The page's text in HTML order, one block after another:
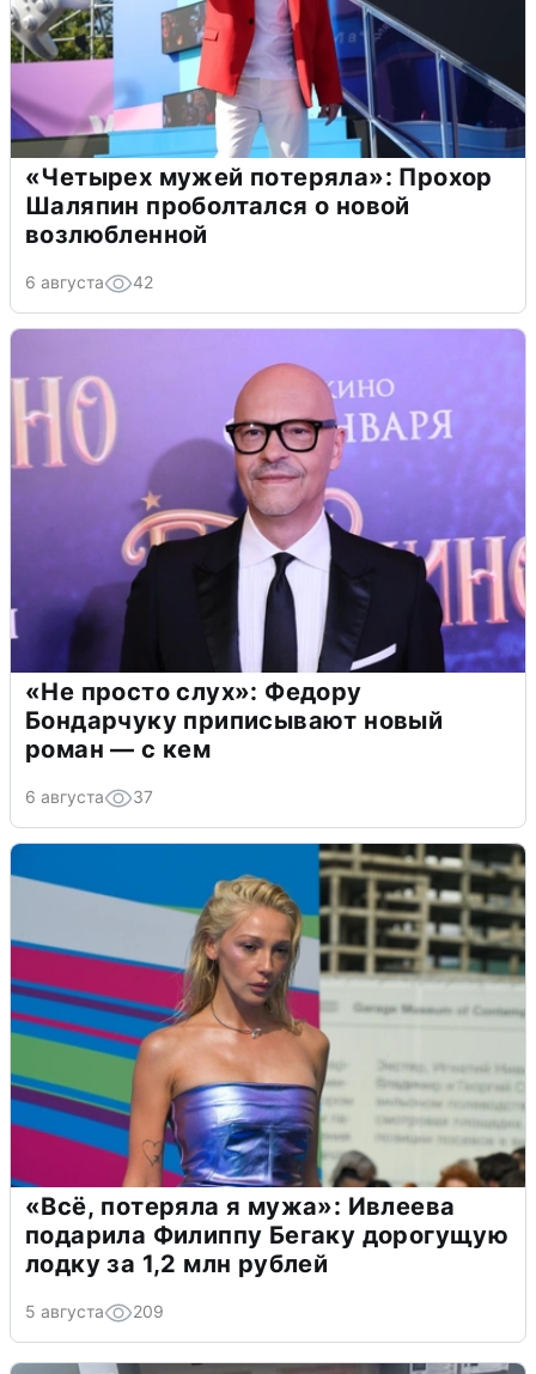
«Четырех мужей потеряла»: Прохор
Шаляпин проболтался о новой
возлюбленной
6 августа 42
«Не просто слух»: Федору
Бондарчуку приписывают новый
роман — с кем
6 августа 37
«Всё, потеряла я мужа»: Ивлеева
подарила Филиппу Бегаку дорогущую
лодку за 1,2 млн рублей
5 августа 209